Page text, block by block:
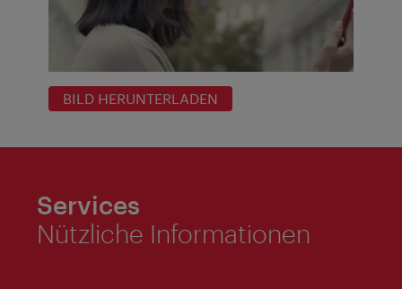
BILD HERUNTERLADEN
Services
Nützliche Informationen